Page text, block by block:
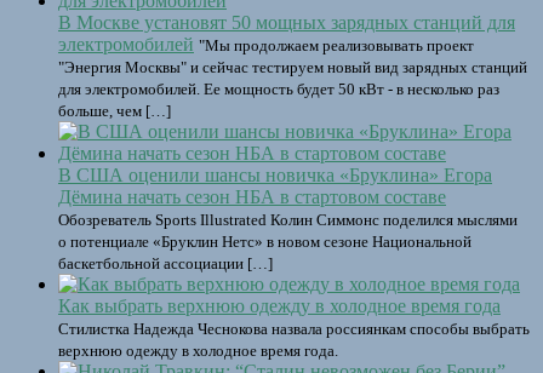
В Москве установят 50 мощных зарядных станций для
электромобилей "Мы продолжаем реализовывать проект
"Энергия Москвы" и сейчас тестируем новый вид зарядных станций
для электромобилей. Ее мощность будет 50 кВт - в несколько раз
больше, чем […]
В США оценили шансы новичка «Бруклина» Егора
Дёмина начать сезон НБА в стартовом составе
Обозреватель Sports Illustrated Колин Симмонс поделился мыслями
о потенциале «Бруклин Нетс» в новом сезоне Национальной
баскетбольной ассоциации […]
Как выбрать верхнюю одежду в холодное время года
Стилистка Надежда Чеснокова назвала россиянкам способы выбрать
верхнюю одежду в холодное время года.